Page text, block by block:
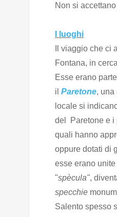
Non si
I luoghi
Il viaggio che
Fontana, in
Esse erano
il Paretone, una
locale si
del Paretone e i
quali hanno
oppure dotati di
esse erano unite
"spècula",
specchie
Salento spesso